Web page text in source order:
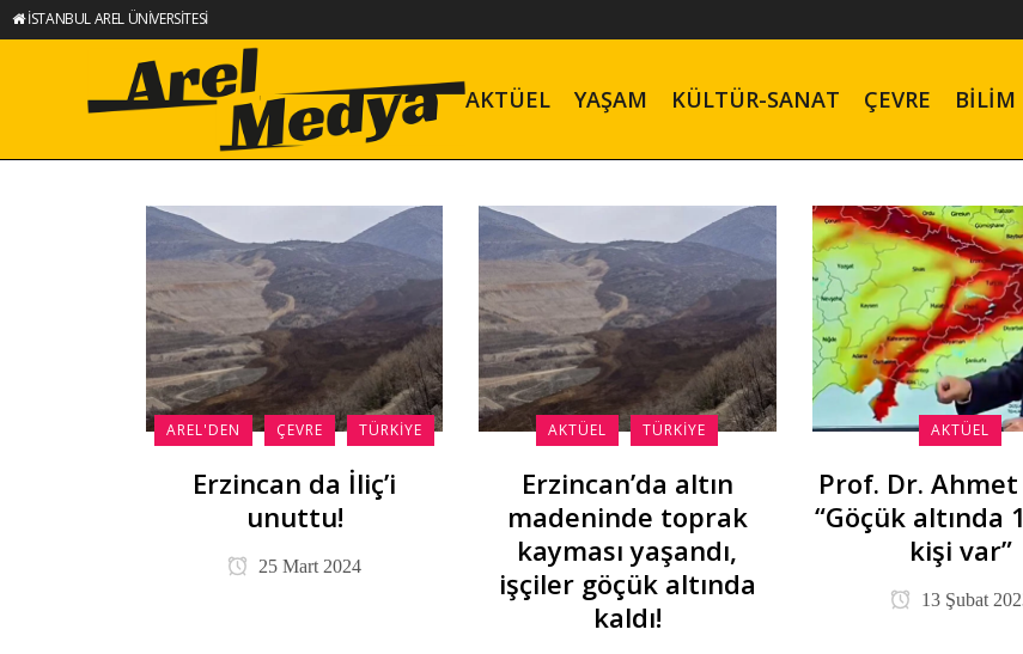
İSTANBUL AREL ÜNİVERSİTESİ
AKTÜEL YAŞAM KÜLTÜR-SANAT ÇEVRE BILIM
AREL'DEN ÇEVRE TÜRKIYE
Erzincan da İliç’i
unuttu!
25 Mart 2024
AKTÜEL TÜRKIYE
Erzincan’da altın
madeninde toprak
kayması yaşandı,
işçiler göçük altında
kaldı!
AKTÜEL
Prof. Dr. Ahmet
“Göçük altında
kişi var”
13 Şubat